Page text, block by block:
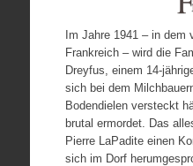
Im Jahre 1941 – in dem
Frankreich – wird die
Dreyfus, einem 14-
sich bei dem
Bodendielen versteckt
brutal ermordet. Das
Pierre LaPadite einen
sich im Dorf